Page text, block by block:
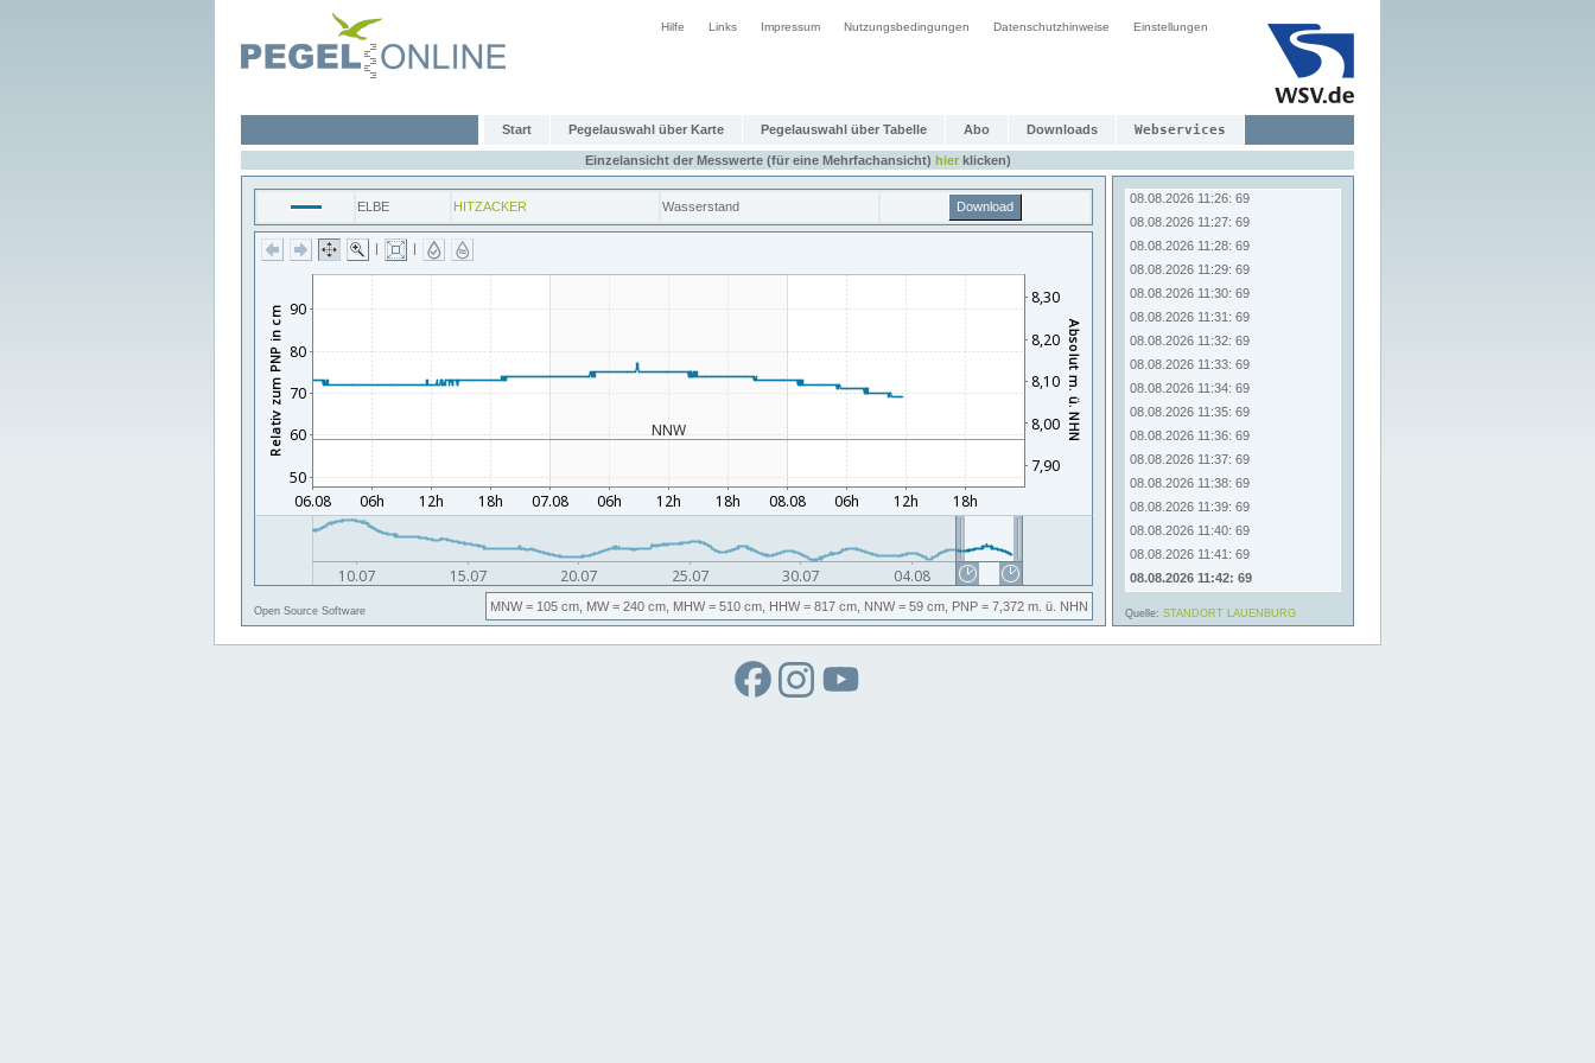
Hilfe Links Impressum Nutzungsbedingungen Datenschutzhinweise Einstellungen
Start Pegelauswahl über Karte Pegelauswahl über Tabelle Abo Downloads Webservices
Einzelansicht der Messwerte (für eine Mehrfachansicht) hierklicken)
ELBE HITZACKER Wasserstand Download
| |
Open Source Software MNW= 105 cm, MW= 240 cm, MHW= 510 cm, HHW= 817 cm, NNW= 59 cm, PNP = 7,372 m. ü. NHN
08.08.2026 11:19: 69
08.08.2026 11:23: 69
08.08.2026 11:24: 69
08.08.2026 11:25: 69
08.08.2026 11:26: 69
08.08.2026 11:27: 69
08.08.2026 11:28: 69
08.08.2026 11:29: 69
08.08.2026 11:30: 69
08.08.2026 11:31: 69
08.08.2026 11:32: 69
08.08.2026 11:33: 69
08.08.2026 11:34: 69
08.08.2026 11:35: 69
08.08.2026 11:36: 69
08.08.2026 11:37: 69
08.08.2026 11:38: 69
08.08.2026 11:39: 69
08.08.2026 11:40: 69
08.08.2026 11:41: 69
08.08.2026 11:42: 69
Quelle: STANDORT LAUENBURG